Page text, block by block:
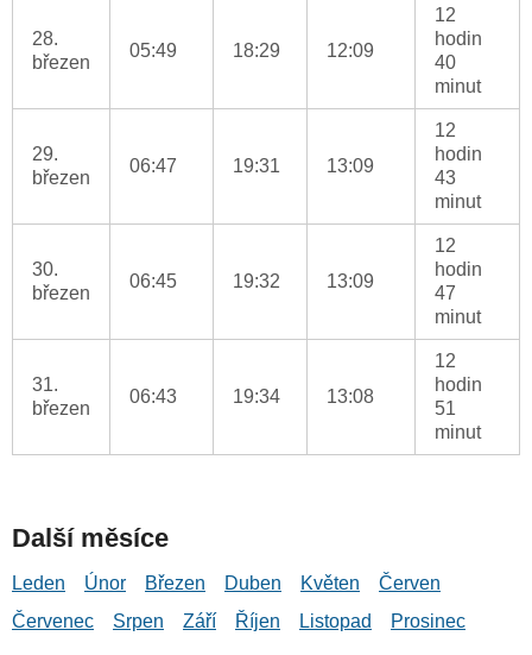
28.
březen
05:49 18:29 12:09
12
hodin
40
minut
29.
březen
06:47 19:31 13:09
12
hodin
43
minut
30.
březen
06:45 19:32 13:09
12
hodin
47
minut
31.
březen
06:43 19:34 13:08
12
hodin
51
minut
Další měsíce
Leden Únor Březen Duben Květen
Červen
Červenec
Srpen Září Říjen Listopad Prosinec